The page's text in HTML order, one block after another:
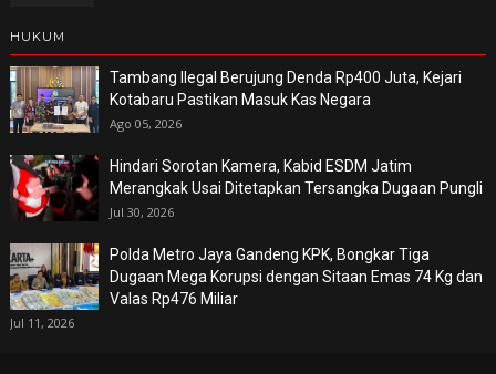
HUKUM
Tambang Ilegal Berujung Denda Rp400 Juta, Kejari
Kotabaru Pastikan Masuk Kas Negara
Ago 05, 2026
Hindari Sorotan Kamera, Kabid ESDM Jatim
Merangkak Usai Ditetapkan Tersangka Dugaan Pungli
Jul 30, 2026
Polda Metro Jaya Gandeng KPK, Bongkar Tiga
Dugaan Mega Korupsi dengan Sitaan Emas 74 Kg dan
Valas Rp476 Miliar
Jul 11, 2026